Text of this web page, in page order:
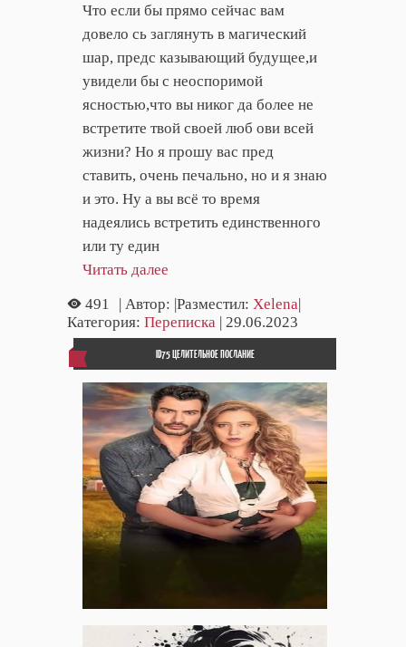
Что если бы прямо сейчас вам
довело сь заглянуть в магический
шар, предс казывающий будущее,и
увидели бы с неоспоримой
ясностью,что вы никог да более не
встретите твой своей люб ови всей
жизни? Но я прошу вас пред
ставить, очень печально, но и я знаю
и это. Ну а вы всё то время
надеялись встретить единственного
или ту един
Читать далее
491
| Автор: |Разместил: Xelena|
Категория: Переписка | 29.06.2023
ID75 ЦЕЛИТЕЛЬНОЕ ПОСЛАНИЕ